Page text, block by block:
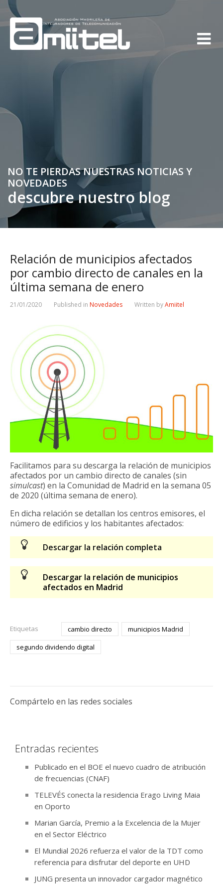
NO TE PIERDAS NUESTRAS NOTICIAS Y
NOVEDADES
descubre nuestro blog
Relación de municipios afectados
por cambio directo de canales en la
última semana de enero
21/01/2020 Published in Novedades Written byAmiitel
Facilitamos para su descarga la relación de municipios
afectados por un cambio directo de canales (sin
simulcast) en la Comunidad de Madrid en la semana 05
de 2020 (última semana de enero).
En dicha relación se detallan los centros emisores, el
número de edificios y los habitantes afectados:
Descargar la relación completa
Descargar la relación de municipios
afectados en Madrid
Etiquetas cambio directo
municipios Madrid
segundo dividendo digital
Compártelo en las redes sociales
Entradas recientes
Publicado en el BOE el nuevo cuadro de atribución
de frecuencias (CNAF)
TELEVÉS conecta la residencia Erago Living Maia
en Oporto
Marian García, Premio a la Excelencia de la Mujer
en el Sector Eléctrico
El Mundial 2026 refuerza el valor de la TDT como
referencia para disfrutar del deporte en UHD
JUNG presenta un innovador cargador magnético